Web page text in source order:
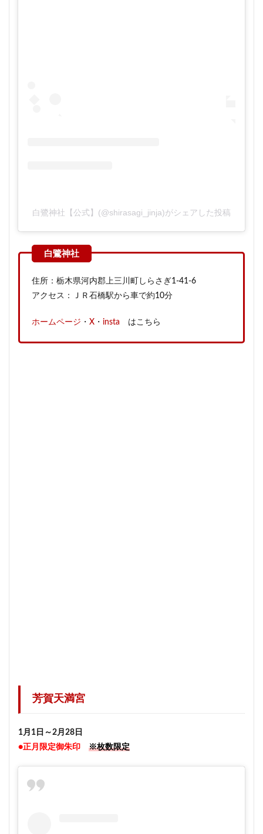
白鷺神社【公式】(@shirasagi_jinja)がシェアした投稿
住所：栃木県河内郡上三川町しらさぎ1-41-6
アクセス：ＪＲ石橋駅から車で約10分
ホームページ ・ X ・ insta はこちら
芳賀天満宮
1月1日～2月28日
●正月限定御朱印 ※枚数限定